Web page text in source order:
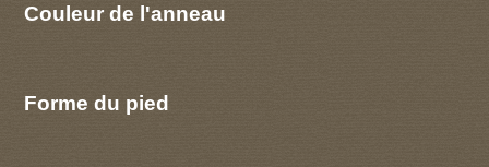
Couleur de l'anneau
Forme du pied